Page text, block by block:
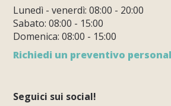
Lunedì - venerdì: 08:00 - 20:00
Sabato: 08:00 - 15:00
Domenica: 08:00 - 15:00
Richiedi un preventivo
Seguici sui social!